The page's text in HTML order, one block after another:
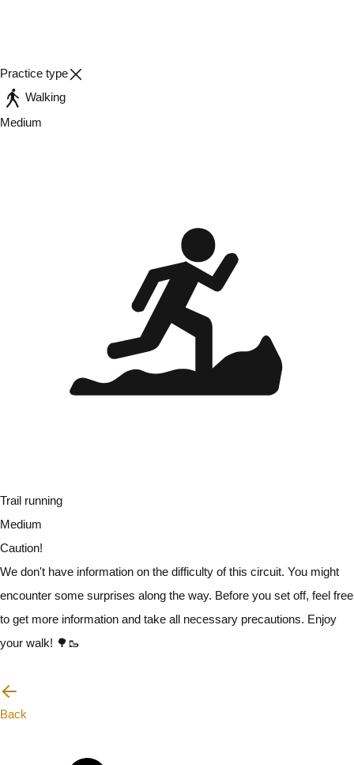
Practice type
Walking
Medium
Trail running
Medium
Caution!
We don't have information on the difficulty of this circuit. You might
encounter some surprises along the way. Before you set off, feel free
to get more information and take all necessary precautions. Enjoy
your walk! 🌳🥾
Back